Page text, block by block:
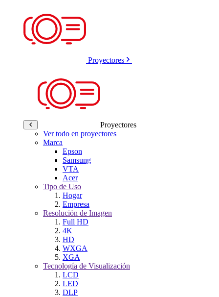
Proyectores
Proyectores
Ver todo en proyectores
Marca
Epson
Samsung
VTA
Acer
Tipo de Uso
Hogar
Empresa
Resolución de Imagen
Full HD
4K
HD
WXGA
XGA
Tecnología de Visualización
LCD
LED
DLP